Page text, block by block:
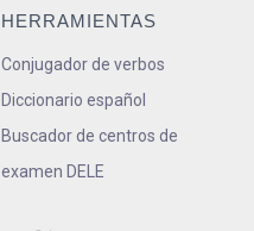
HERRAMIENTAS
Conjugador de verbos
Diccionario español
Buscador de centros de
examen DELE